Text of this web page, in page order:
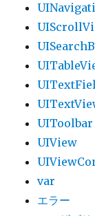
UIToolbar
UIView
var
エラー